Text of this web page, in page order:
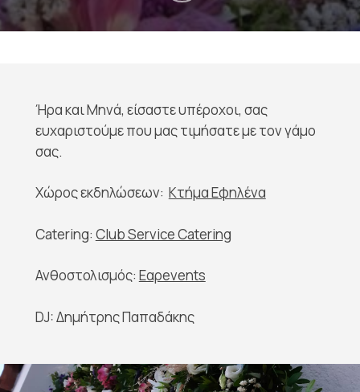
Ήρα και Μηνά, είσαστε υπέροχοι, σας
ευχαριστούμε που μας τιμήσατε με τον γάμο
σας.
Χώρος εκδηλώσεων: Κτήμα Εφηλένα
Catering: Club Service Catering
Ανθοστολισμός: Εαρevents
DJ: Δημήτρης Παπαδάκης